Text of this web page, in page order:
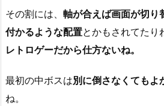
その割には、 軸が合えば画面が切り
付かるような配置とかもされてたり
レトロゲーだから仕方ないね。
最初の中ボスは別に倒さなくてもよ
ね。